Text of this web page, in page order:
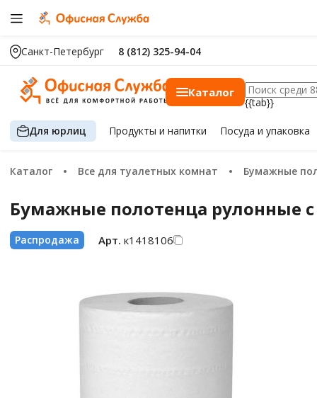
Санкт-Петербург 8 (812) 325-94-04
Каталог
{{tab}}
Для юрлиц Продуктыи напитки Посуда и упаковка
Каталог Все для туалетных комнат Бумажные
Бумажные полотенца рулонные с
Распродажа Арт. к1418106